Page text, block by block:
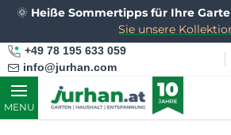
🌞 Heiße Sommertipps für Ihre
Sie unsere
+49 78 195 633 059
info@jurhan.com
MENU